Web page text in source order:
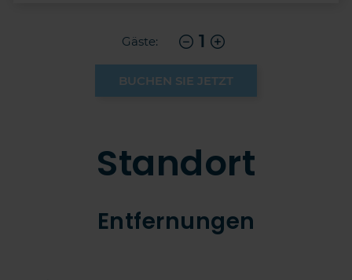
Gäste: 1
BUCHEN SIE JETZT
Standort
Entfernungen